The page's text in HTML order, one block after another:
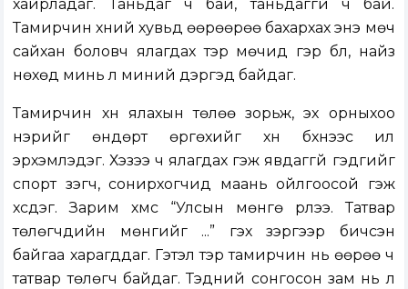
хайрладаг. Таньдаг ч бай, таньдаггүй ч бай.
Тамирчин хүний хувьд өөрөөрөө бахархах энэ мөч
сайхан боловч ялагдах тэр мөчид гэр бүл, найз
нөхөд минь л миний дэргэд байдаг.
Тамирчин хүн ялахын төлөө зорьж, эх орныхоо
нэрийг өндөрт өргөхийг хүн бүхнээс илүү
эрхэмлэдэг. Хэзээ ч ялагдах гэж явдаггүй гэдгийг
спорт үзэгч, сонирхогчид маань ойлгоосой гэж
хүсдэг. Зарим хүмүүс “Улсын мөнгө үрлээ. Татвар
төлөгчдийн мөнгийг ...” гэх зэргээр бичсэн
байгаа харагддаг. Гэтэл тэр тамирчин нь өөрөө ч
татвар төлөгч байдаг. Тэдний сонгосон зам нь л